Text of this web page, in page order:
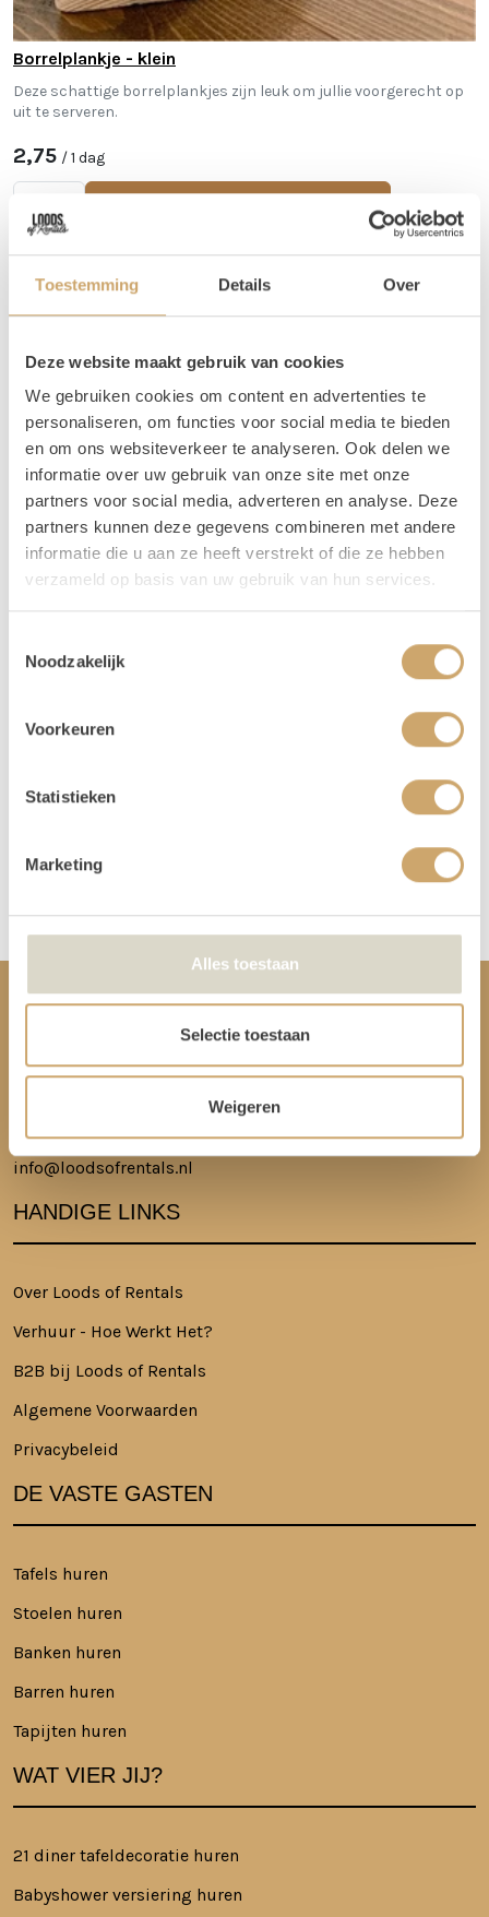
Toestemming Details Over
Deze website maakt gebruik van cookies
We gebruiken cookies om content en advertenties te
personaliseren, om functies voor social media te bieden
en om ons websiteverkeer te analyseren. Ook delen we
informatie over uw gebruik van onze site met onze
partners voor social media, adverteren en analyse. Deze
partners kunnen deze gegevens combineren met andere
informatie die u aan ze heeft verstrekt of die ze hebben
verzameld op basis van uw gebruik van hun services.
Noodzakelijk
Voorkeuren
Statistieken
Marketing
Alles toestaan
Selectie toestaan
Weigeren
Borrelplankje - klein
Deze schattige borrelplankjes zijn leuk om jullie voorgerecht op
uit te serveren.
2,75 / 1 dag
Borrelplank - rond
4,50
CONTACT
info@loodsofrentals.nl
HANDIGE LINKS
Over Loods of Rentals
Verhuur - Hoe Werkt Het?
B2B bij Loods of Rentals
Algemene Voorwaarden
Privacybeleid
DE VASTE GASTEN
Tafels huren
Stoelen huren
Banken huren
Barren huren
Tapijten huren
WAT VIER JIJ?
21 diner tafeldecoratie huren
Babyshower versiering huren